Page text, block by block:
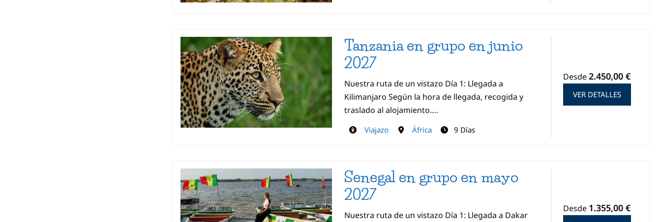
Tanzania en grupo en junio
2027
Nuestra ruta de un vistazo Día 1: Llegada a
Kilimanjaro Según la hora de llegada, recogida y
traslado al alojamiento….
Viajazo África 9 Días
Desde2.450,00 €
VER DETALLES
Senegal en grupo en mayo
2027
Nuestra ruta de un vistazo Día 1: Llegada a Dakar
Desde 1.355,00 €